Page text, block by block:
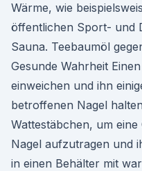
Wärme, wie
öffentlichen Sport- und
Sauna. Teebaumöl
Gesunde Wahrheit
einweichen und ihn
betroffenen Nagel
Wattestäbchen, um
Nagel aufzutragen und
in einen Behälter mit